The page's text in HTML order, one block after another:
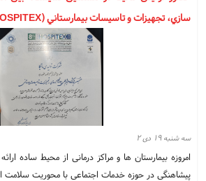
شارژ دارای ۳ نوع باکس
قفل معمولی جهت قرار گرفتن موبایل است و دارای
سازي، تجهيزات و تاسيسات بيمارستاني (IRAN HOSPITEX)
امروزه بیمارستان ها و مراکز درمانی از محیط ساده
پیشاهنگی در حوزه خدمات اجتماعی با محوریت سلامت
سه شنبه ۱۹ دی ۲